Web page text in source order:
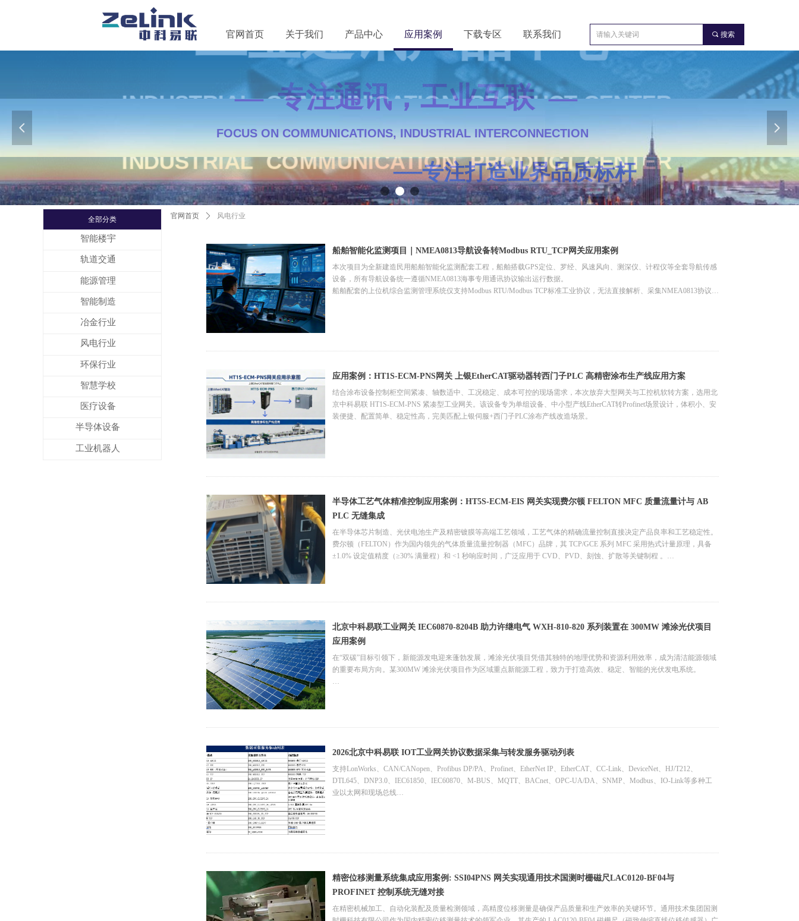
끠 搜索
— 专注通讯，工业互联 —
FOCUS ON COMMUNICATIONS, INDUSTRIAL INTERCONNECTION
—专注打造业界品质标杆
끠 搜索
— 工业通讯产品中心 —
INDUSTRIAL COMMUNICATION PRODUCT CENTER
—专注打造业界品质标杆
끠 搜索
— 工业通讯产品中心 —
INDUSTRIAL COMMUNICATION PRODUCT CENTER
—专注打造业界品质标杆
넳 넲
官网首页 关于我们 产品中心 应用案例 下载专区 联系我们
船舶智能化监测项目｜NMEA0813导航设备转Modbus RTU_TCP网关应用案例
本次项目为全新建造民用船舶智能化监测配套工程，船舶搭载GPS定位、罗经、风速风向、测深仪、计程仪等全套导航传感
设备，所有导航设备统一遵循NMEA0813海事专用通讯协议输出运行数据。
船舶配套的上位机综合监测管理系统仅支持Modbus RTU/Modbus TCP标准工业协议，无法直接解析、采集NMEA0813协议导
应用案例：HT1S-ECM-PNS网关 上银EtherCAT驱动器转西门子PLC 高精密涂布生产线应用方案
结合涂布设备控制柜空间紧凑、轴数适中、工况稳定、成本可控的现场需求，本次放弃大型网关与工控机软转方案，选用北
京中科易联 HT1S-ECM-PNS 紧凑型工业网关。该设备专为单组设备、中小型产线EtherCAT转Profinet场景设计，体积小、安
装便捷、配置简单、稳定性高，完美匹配上银伺服+西门子PLC涂布产线改造场景。
半导体工艺气体精准控制应用案例：HT5S-ECM-EIS 网关实现费尔顿 FELTON MFC 质量流量计与 AB
PLC 无缝集成
在半导体芯片制造、光伏电池生产及精密镀膜等高端工艺领域，工艺气体的精确流量控制直接决定产品良率和工艺稳定性。
费尔顿（FELTON）作为国内领先的气体质量流量控制器（MFC）品牌，其 TCP/GCE 系列 MFC 采用热式计量原理，具备
±1.0% 设定值精度（≥30% 满量程）和 <1 秒响应时间，广泛应用于 CVD、PVD、刻蚀、扩散等关键制程 。
北京中科易联工业网关 IEC60870-8204B 助力许继电气 WXH-810-820 系列装置在 300MW 滩涂光伏项目
应用案例
在“双碳”目标引领下，新能源发电迎来蓬勃发展，滩涂光伏项目凭借其独特的地理优势和资源利用效率，成为清洁能源领域
的重要布局方向。某300MW 滩涂光伏项目作为区域重点新能源工程，致力于打造高效、稳定、智能的光伏发电系统。
的规约转换和安全通信能力，成为连接两者的理想桥梁。
2026北京中科易联 IOT工业网关协议数据采集与转发服务驱动列表
支持LonWorks、CAN/CANopen、Profibus DP/PA、Profinet、EtherNet IP、EtherCAT、CC-Link、DeviceNet、HJ/T212、
DTL645、DNP3.0、IEC61850、IEC60870、M-BUS、MQTT、BACnet、OPC-UA/DA、SNMP、Modbus、IO-Link等多种工
业以太网和现场总线
仪表：称重和测量仪表、流量计、真空压力计、温度控制器
半导体设备：质量流量计、射频电源、直流/射频发电机、过程控制阀、真空阀岛、涡轮分子泵、半导体温控设备、封测设
备，MOCVD，PECVD。
精密位移测量系统集成应用案例: SSI04PNS 网关实现通用技术国测时栅磁尺LAC0120-BF04与
PROFINET 控制系统无缝对接
在精密机械加工、自动化装配及质量检测领域，高精度位移测量是确保产品质量和生产效率的关键环节。通用技术集团国测
官网首页 ꄲ 风电行业
全部分类
智能楼宇
轨道交通
能源管理
智能制造
冶金行业
风电行业
环保行业
智慧学校
医疗设备
半导体设备
工业机器人
应用案例